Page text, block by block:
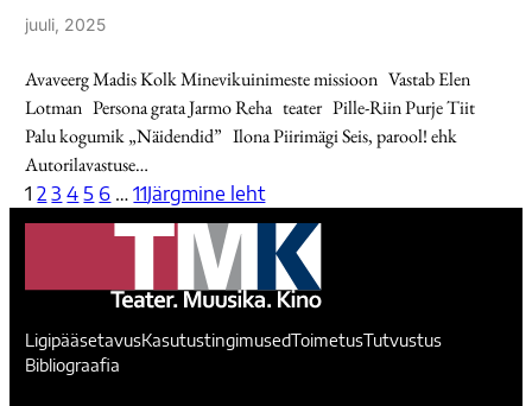
juuli, 2025
Avaveerg Madis Kolk Minevikuinimeste missioon Vastab Elen
Lotman Persona grata Jarmo Reha teater Pille-Riin Purje Tiit
Palu kogumik „Näidendid” Ilona Piirimägi Seis, parool! ehk
Autorilavastuse…
1 2 3 4 5 6 … 11Järgmine leht
LigipääsetavusKasutustingimusedToimetusTutvustus
Bibliograafia